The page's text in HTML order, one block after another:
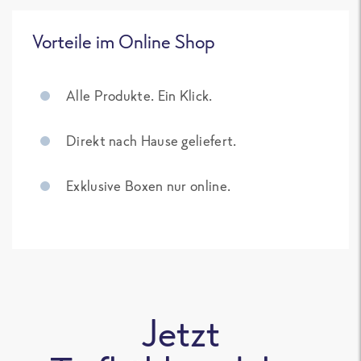
Vorteile im Online Shop
Alle Produkte. Ein Klick.
Direkt nach Hause geliefert.
Exklusive Boxen nur online.
Jetzt